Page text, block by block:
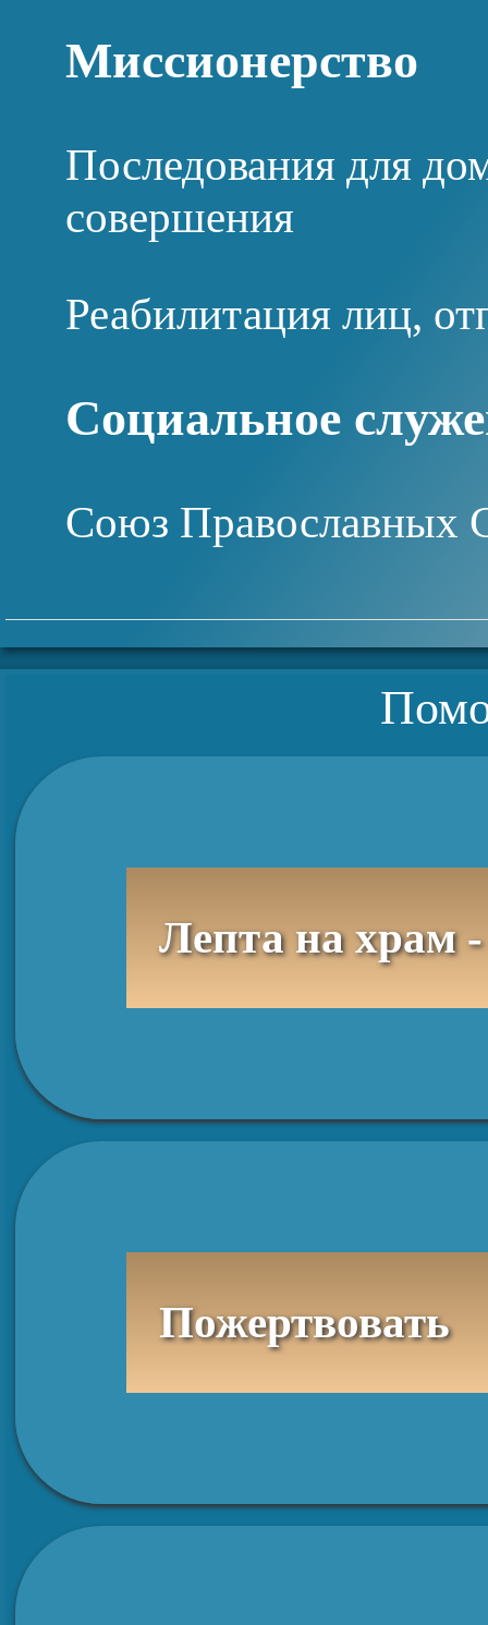
Миссионерство
Последования для
совершения
Реабилитация лиц,
Социальное
Союз Православных
Лепта на храм -
Пожертвовать